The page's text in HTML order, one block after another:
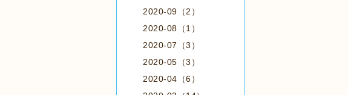
2020-09（2）
2020-08（1）
2020-07（3）
2020-05（3）
2020-04（6）